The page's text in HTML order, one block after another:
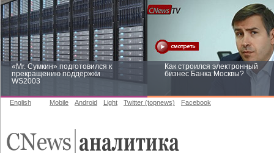
«Mr. Сумкин» подготовился к
прекращению поддержки
WS2003
Как строился электронный
бизнес Банка Москвы?
English Mobile Android Light Twitter (topnews) Facebook